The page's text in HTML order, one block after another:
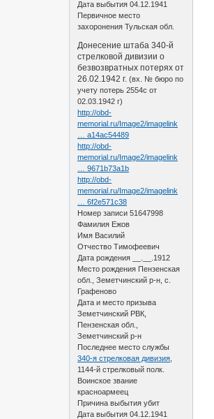
Дата выбытия 04.12.1941
Первичное место
захоронения Тульская обл.
Донесение штаба 340-й
стрелковой дивизии о
безвозвратных потерях от
26.02.1942 г. (вх. № бюро по
учету потерь 2554с от
02.03.1942 г)
http://obd-
memorial.ru/Image2/imagelink
… a14ac54489
http://obd-
memorial.ru/Image2/imagelink
… 9671b73a1b
http://obd-
memorial.ru/Image2/imagelink
… 6f2e571c38
Номер записи 51647998
Фамилия Ежов
Имя Василий
Отчество Тимофеевич
Дата рождения __.__.1912
Место рождения Пензенская
обл., Земетчинский р-н, с.
Графеново
Дата и место призыва
Земетчинский РВК,
Пензенская обл.,
Земетчинский р-н
Последнее место службы
340-я стрелковая дивизия
1144-й стрелковый полк.
Воинское звание
красноармеец
Причина выбытия убит
Дата выбытия 04.12.1941